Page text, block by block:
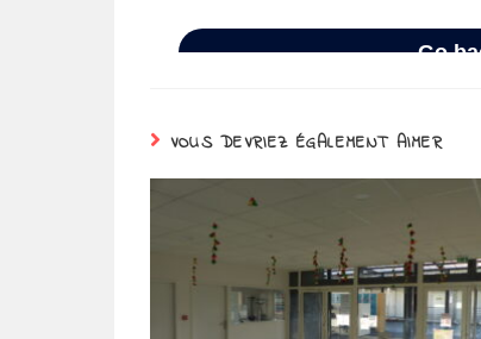
VOUS DEVRIEZ ÉGALEMENT AIMER